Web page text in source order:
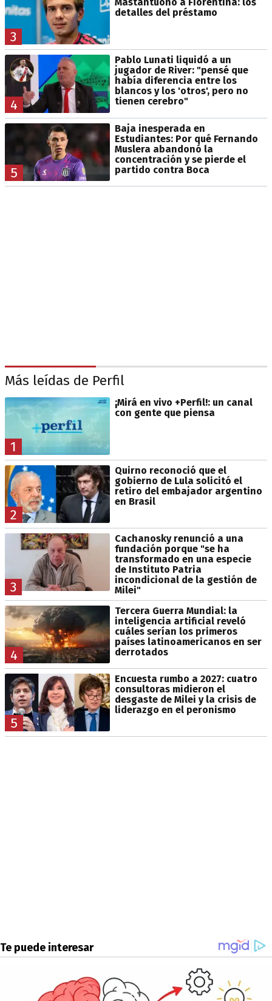
3
Mastantuono a Fiorentina: los
detalles del préstamo
4
Pablo Lunati liquidó a un
jugador de River: "pensé que
había diferencia entre los
blancos y los 'otros', pero no
tienen cerebro"
5
Baja inesperada en
Estudiantes: Por qué Fernando
Muslera abandonó la
concentración y se pierde el
partido contra Boca
Más leídas de Perfil
1
¡Mirá en vivo +Perfil!: un canal
con gente que piensa
2
Quirno reconoció que el
gobierno de Lula solicitó el
retiro del embajador argentino
en Brasil
3
Cachanosky renunció a una
fundación porque "se ha
transformado en una especie
de Instituto Patria
incondicional de la gestión de
Milei"
4
Tercera Guerra Mundial: la
inteligencia artificial reveló
cuáles serían los primeros
países latinoamericanos en ser
derrotados
5
Encuesta rumbo a 2027: cuatro
consultoras midieron el
desgaste de Milei y la crisis de
liderazgo en el peronismo